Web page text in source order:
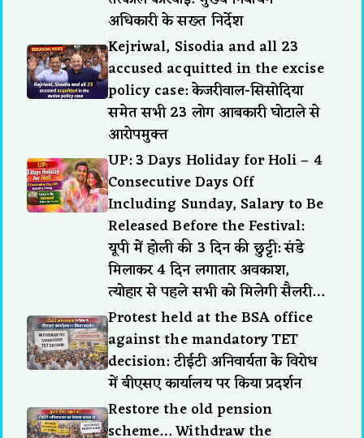
अधिकारी के सख्त निर्देश
Kejriwal, Sisodia and all 23
accused acquitted in the excise
policy case: केजरीवाल-सिसोदिया
समेत सभी 23 लोग आबकारी घोटाले से
आरोपमुक्त
UP: 3 Days Holiday for Holi – 4
Consecutive Days Off
Including Sunday, Salary to Be
Released Before the Festival:
यूपी में होली की 3 दिन की छुट्टी: संडे
मिलाकर 4 दिन लगातार अवकाश,
त्योहार से पहले सभी को मिलेगी सैलरी…
Protest held at the BSA office
against the mandatory TET
decision: टीईटी अनिवार्यता के विरोध
में बीएसए कार्यालय पर किया प्रदर्शन
Restore the old pension
scheme… Withdraw the